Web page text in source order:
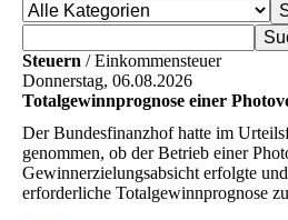
Steuern / Einkommensteuer
Donnerstag, 06.08.2026
Totalgewinnprognose einer
Der Bundesfinanzhof hatte im
genommen, ob der Betrieb einer
Gewinnerzielungsabsicht erfolgte
erforderliche Totalgewinnprognose